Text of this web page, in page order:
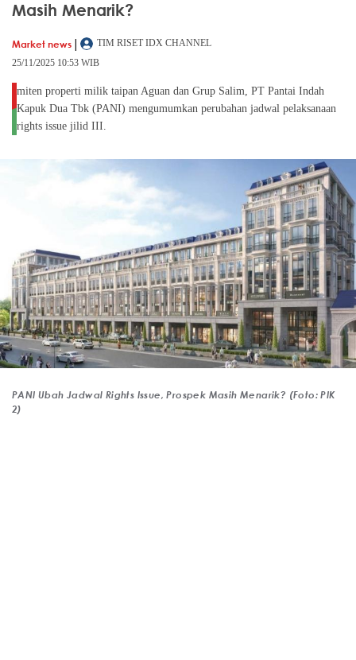
Masih Menarik?
Market news |
TIM RISET IDX CHANNEL
25/11/2025 10:53 WIB
miten properti milik taipan Aguan dan Grup Salim, PT Pantai Indah
Kapuk Dua Tbk (PANI) mengumumkan perubahan jadwal pelaksanaan
rights issue jilid III.
PANI Ubah Jadwal Rights Issue, Prospek Masih Menarik? (Foto: PIK
2)